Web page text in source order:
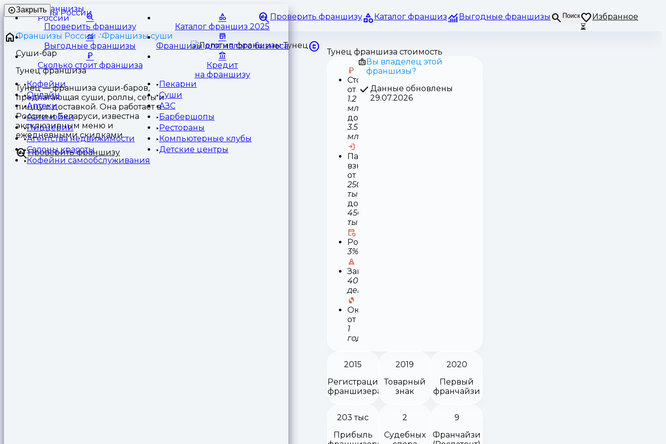
Франшизы
России
Проверить франшизу Каталог франшиз Выгодные франшизы Поиск
Избранное
⏳
Закрыть
Проверить франшизу Каталог франшиз 2025
Выгодные франшизы Франшизы для малого бизнеса
Сколько стоит франшиза
Кредит
на франшизу
Кофейни
Пекарни
Онлайн
Суши
Аптеки
АЗС
Автомойки
Барбершопы
Пиццерии
Рестораны
Агентства недвижимости
Компьютерные клубы
Салоны красоты
Детские центры
Кофейни самообслуживания
Франшизы России
Франшизы суши
Суши-бар
Тунец франшиза
Тунец — франшиза суши-баров,
предлагающая суши, роллы, сеты и
пиццу с доставкой. Она работает в
России и Беларуси, известна
эксклюзивным меню и
ежедневными скидками
Проверить франшизу
Тунец франшиза стоимость
Стоимость
от
1.2
млн
до
3.5
млн
Паушальный
взнос
от
250
тыс
до
450
тыс
Роялти
3%
Запуск
40
деней
Окупаемость
от
1
года
Вы владелец этой
франшизы?
Данные обновлены
29.07.2026
2015
Регистрация
франшизера
2019
Товарный
знак
2020
Первый
франчайзи
203 тыс
Прибыль
2
Судебных
9
Франчайзи